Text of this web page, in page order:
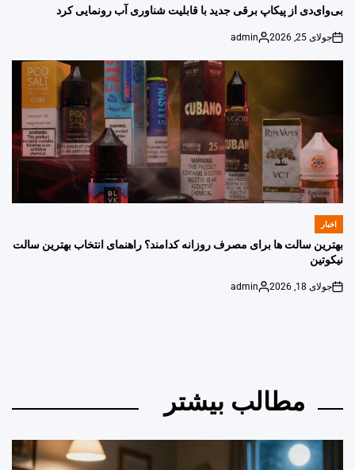
بی‌وای‌دی از پیکاپ برقی جدید با قابلیت شناوری آب رونمایی کرد
on
جولای 25, 2026
Posted
admin
POSTED
اخبار
بهترین سالت ها برای مصرف روزانه کدامند؟ راهنمای انتخاب بهترین سالت
نیکوتین
on
جولای 18, 2026
Posted
admin
مطالب بیشتر